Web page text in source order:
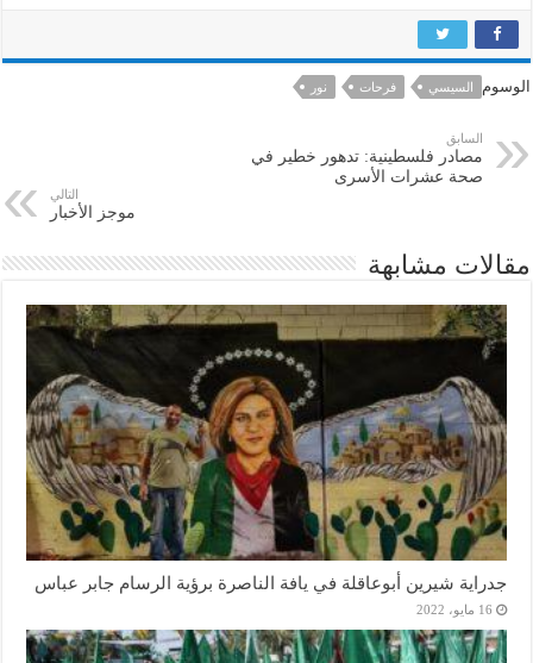
الوسوم السيسي فرحات نور
السابق
مصادر فلسطينية: تدهور خطير في
صحة عشرات الأسرى
التالي
موجز الأخبار
مقالات مشابهة
جدراية شيرين أبوعاقلة في يافة الناصرة برؤية الرسام جابر عباس
16 مايو، 2022